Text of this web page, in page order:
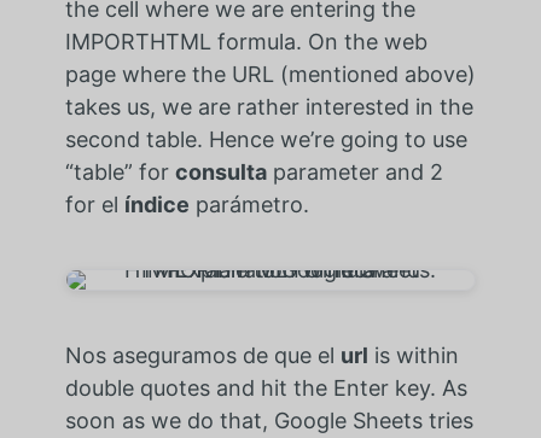
the cell where we are entering the
IMPORTHTML formula. On the web
page where the URL (mentioned above)
takes us, we are rather interested in the
second table. Hence we’re going to use
“table” for consulta parameter and 2
forel índice parámetro.
Nos aseguramos de que el url is within
double quotes and hit the Enter key. As
soon as we do that, Google Sheets tries